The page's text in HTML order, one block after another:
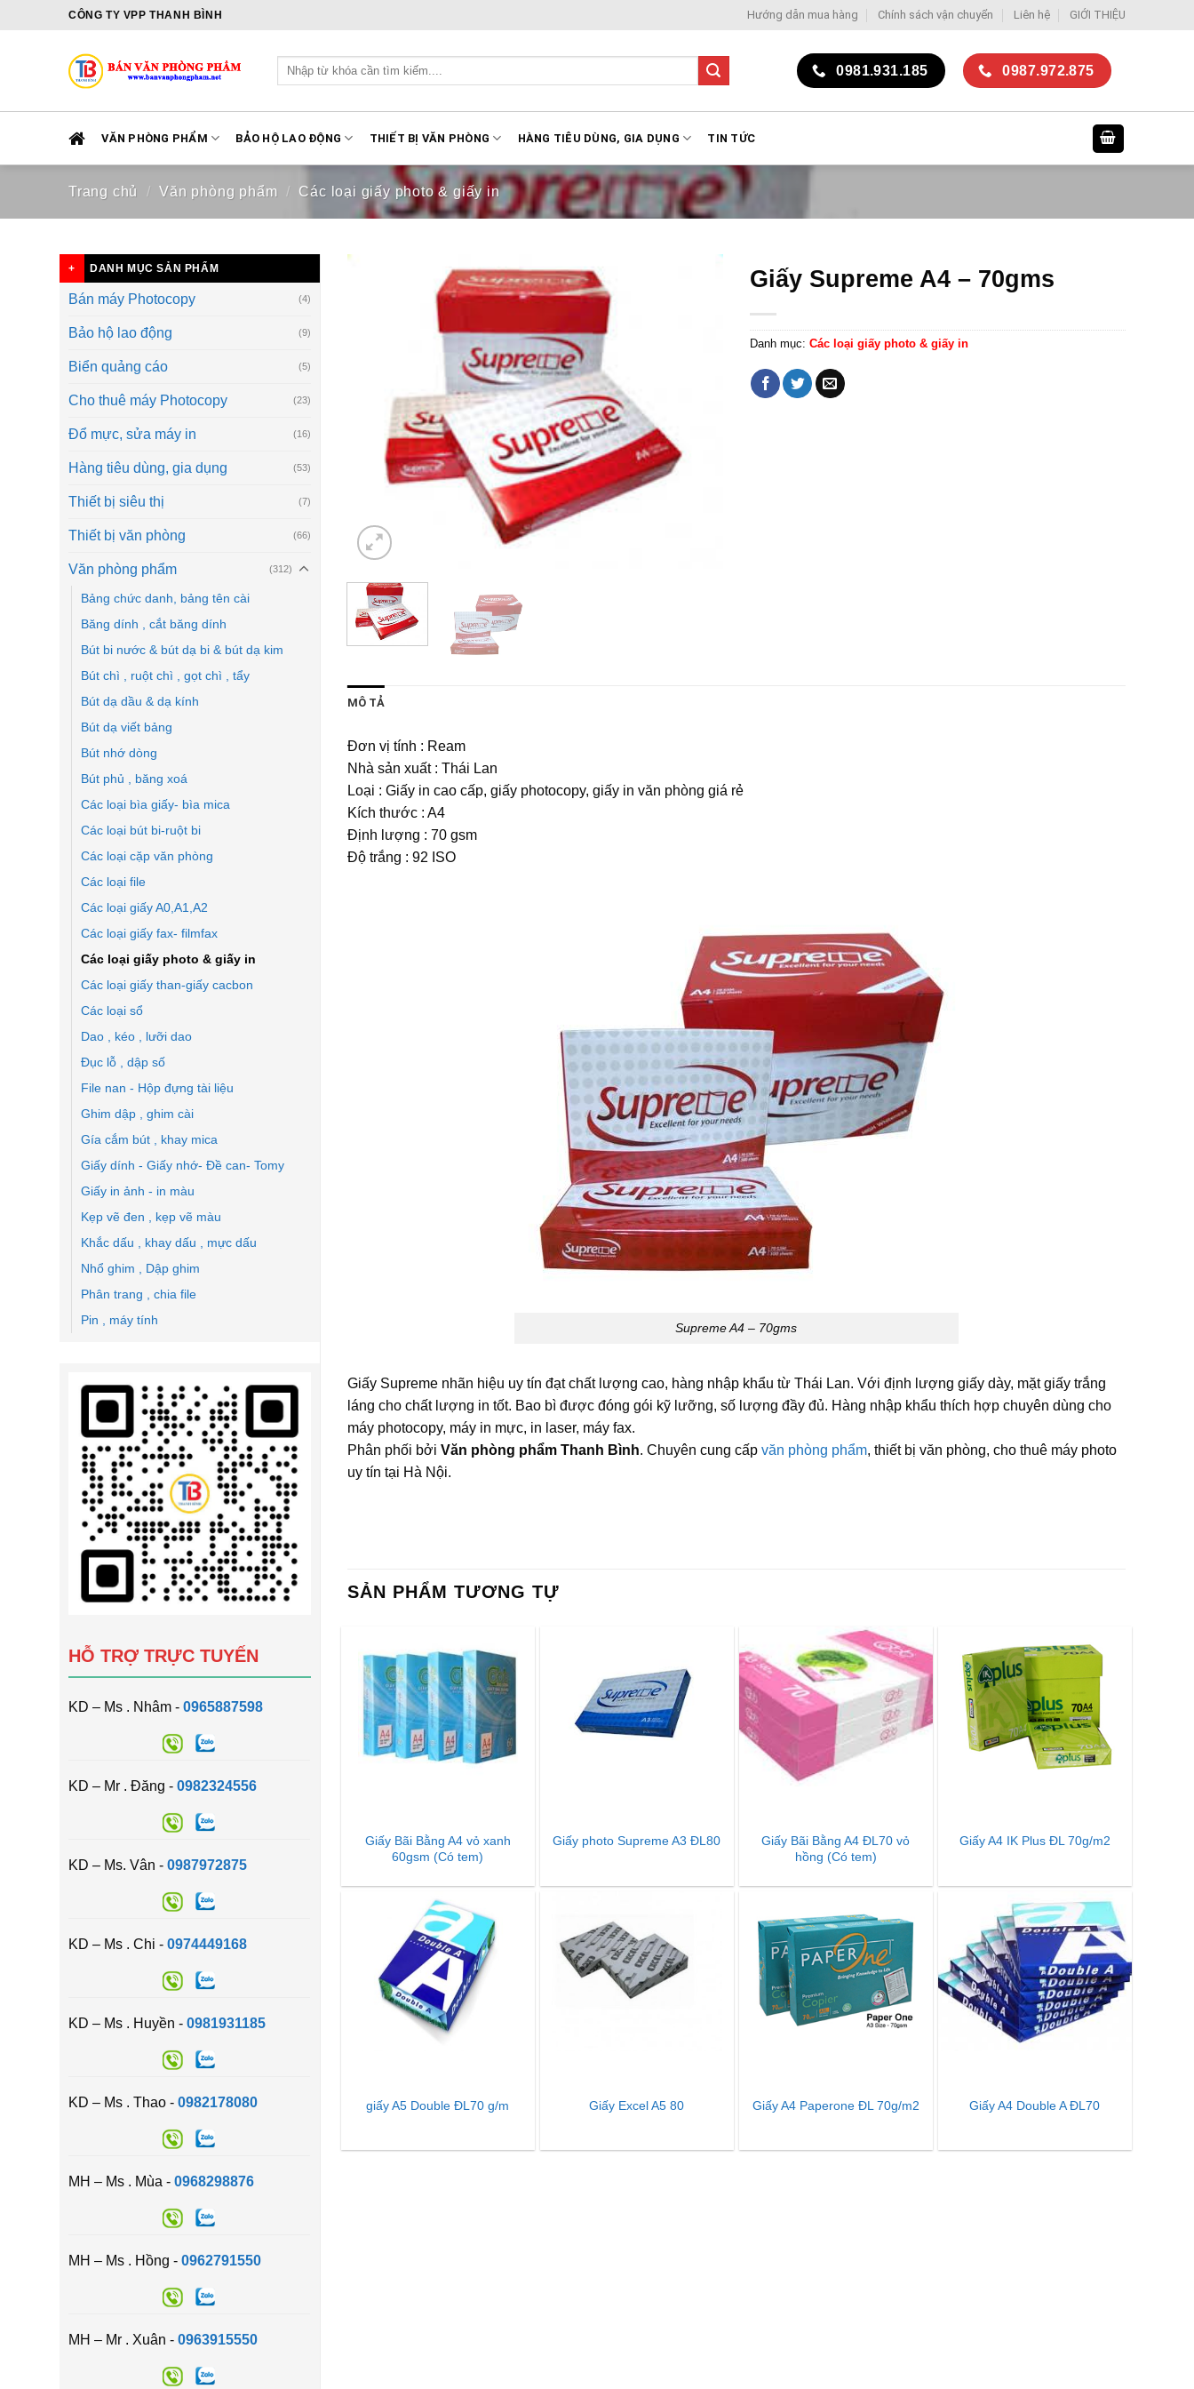
CÔNG TY VPP THANH BÌNH Hướng dẫn mua hàng Chính sách vận chuyển Liên hệ GIỚI THIỆU
Tìm
kiếm:
0981.931.185 0987.972.875
VĂN PHÒNG PHẨM BẢO HỘ LAO ĐỘNG THIẾT BỊ VĂN PHÒNG HÀNG TIÊU DÙNG, GIA DỤNG TIN TỨC
Trang chủ / Văn phòng phẩm / Các loại giấy photo & giấy in
DANH MỤC SẢN PHẨM
Bán máy Photocopy (4)
Bảo hộ lao động (9)
Biển quảng cáo (5)
Cho thuê máy Photocopy (23)
Đổ mực, sửa máy in (16)
Hàng tiêu dùng, gia dụng (53)
Thiết bị siêu thị (7)
Thiết bị văn phòng (66)
Văn phòng phẩm (312)
Bảng chức danh, bảng tên cài
Băng dính , cắt băng dính
Bút bi nước & bút dạ bi & bút dạ kim
Bút chì , ruột chì , gọt chì , tẩy
Bút dạ dầu & dạ kính
Bút dạ viết bảng
Bút nhớ dòng
Bút phủ , băng xoá
Các loại bìa giấy- bìa mica
Các loại bút bi-ruột bi
Các loại cặp văn phòng
Các loại file
Các loại giấy A0,A1,A2
Các loại giấy fax- filmfax
Các loại giấy photo & giấy in
Các loại giấy than-giấy cacbon
Các loại sổ
Dao , kéo , lưỡi dao
Đục lỗ , dập số
File nan - Hộp đựng tài liệu
Ghim dập , ghim cài
Gía cắm bút , khay mica
Giấy dính - Giấy nhớ- Đề can- Tomy
Giấy in ảnh - in màu
Kẹp vẽ đen , kẹp vẽ màu
Khắc dấu , khay dấu , mực dấu
Nhổ ghim , Dập ghim
Phân trang , chia file
Pin , máy tính
HỖ TRỢ TRỰC TUYẾN
KD – Ms . Nhâm - 0965887598
KD – Mr . Đăng - 0982324556
KD – Ms. Vân - 0987972875
KD – Ms . Chi - 0974449168
KD – Ms . Huyền - 0981931185
KD – Ms . Thao - 0982178080
MH – Ms . Mùa - 0968298876
MH – Ms . Hồng - 0962791550
MH – Mr . Xuân - 0963915550
Giấy Supreme A4 – 70gms
Danh mục: Các loại giấy photo & giấy in
MÔ TẢ
Đơn vị tính : Ream
Nhà sản xuất : Thái Lan
Loại : Giấy in cao cấp, giấy photocopy, giấy in văn phòng giá rẻ
Kích thước : A4
Định lượng : 70 gsm
Độ trắng : 92 ISO
Supreme A4 – 70gms
Giấy Supreme nhãn hiệu uy tín đạt chất lượng cao, hàng nhập khẩu từ Thái Lan. Với định lượng giấy dày, mặt giấy trắng
láng cho chất lượng in tốt. Bao bì được đóng gói kỹ lưỡng, số lượng đầy đủ. Hàng nhập khẩu thích hợp chuyên dùng cho
máy photocopy, máy in mực, in laser, máy fax.
Phân phối bởi Văn phòng phẩm Thanh Bình. Chuyên cung cấp văn phòng phẩm, thiết bị văn phòng, cho thuê máy photo
uy tín tại Hà Nội.
SẢN PHẨM TƯƠNG TỰ
Giấy Bãi Bằng A4 vỏ xanh
60gsm (Có tem)
Giấy photo Supreme A3 ĐL80
Giấy Bãi Bằng A4 ĐL70 vỏ
hồng (Có tem)
Giấy A4 IK Plus ĐL 70g/m2
giấy A5 Double ĐL70 g/m Giấy Excel A5 80 Giấy A4 Paperone ĐL 70g/m2 Giấy A4 Double A ĐL70